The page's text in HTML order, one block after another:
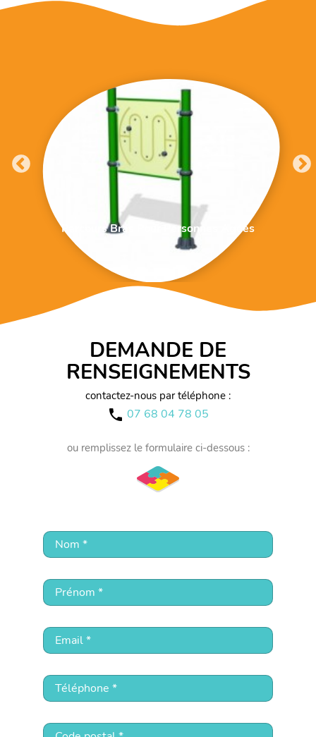
Parcours Bras Pour Personnes Agées
DEMANDE DE
RENSEIGNEMENTS
contactez-nous par téléphone :
call 07 68 04 78 05
ou remplissez le formulaire ci-dessous :